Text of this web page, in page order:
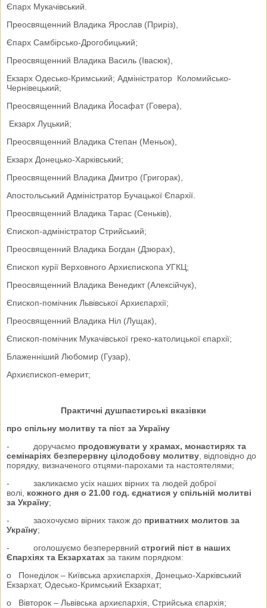
Єпарх Мукачівський.
Преосвященний Владика Ярослав (Приріз),
Єпарх Самбірсько-Дрогобицький;
Преосвященний Владика Василь (Івасюк),
Екзарх Одесько-Кримський; Адміністратор Коломийсько-
Чернівецький;
Преосвященний Владика Йосафат (Говера),
Екзарх Луцький;
Преосвященний Владика Степан (Меньок),
Екзарх Донецько-Харківський;
Преосвященний Владика Дмитро (Григорак),
Апостольський Адміністратор Бучацької Єпархії.
Преосвященний Владика Тарас (Сеньків),
Єпископ-адміністратор Стрийський;
Преосвященний Владика Богдан (Дзюрах),
Єпископ курії Верховного Архиєпископа УГКЦ;
Преосвященний Владика Венедикт (Алексійчук),
Єпископ-помічник Львівської Архиєпархії;
Преосвященний Владика Ніл (Лущак),
Єпископ-помічник Мукачівської греко-католицької єпархії;
Блаженніший Любомир (Гузар),
Архиєпископ-емерит;
Практичні душпастирські вказівки
про спільну молитву та піст за Україну
- доручаємо продовжувати у храмах, монастирях та
семінаріях безперервну цілодобову молитву , відповідно до
порядку, визначеного отцями-парохами та настоятелями;
- закликаємо усіх наших вірних та людей доброї
волі, кожного дня о 21.00 год. єднатися у спільній молитві
за Україну;
- заохочуємо вірних також до приватних молитов за
Україну;
- оголошуємо безперервний строгий піст в наших
Єпархіях та Екзархатах за таким порядком:
o Понеділок – Київська архиєпархія, Донецько-Харківський
Екзархат, Одесько-Кримський Екзархат;
o Вівторок – Львівська архиєпархія, Стрийська єпархія;